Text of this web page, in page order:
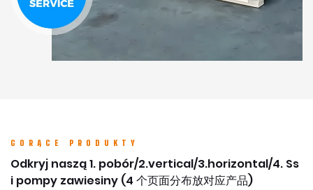
GORĄCE PRODUKTY
Odkryj naszą 1. pobór/2.vertical/3.horizontal/4. Ss
i pompy zawiesiny (4 个页面分布放对应产品)